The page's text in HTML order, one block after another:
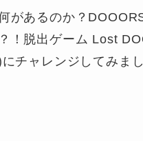
があるのか？
！脱出ゲーム Lost
チャレンジしてみまし